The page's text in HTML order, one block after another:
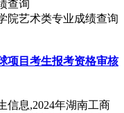
院艺术类专业成绩查询
项目考生报考资格审核
信息,2024年湖南工商